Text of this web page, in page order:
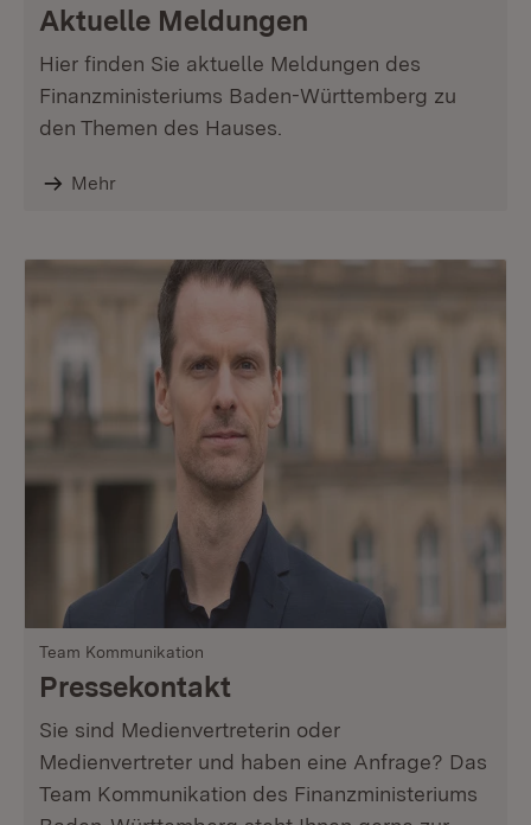
Aktuelle Meldungen
Hier finden Sie aktuelle Meldungen des
Finanzministeriums Baden-Württemberg zu
den Themen des Hauses.
Mehr
Team Kommunikation
Pressekontakt
Sie sind Medienvertreterin oder
Medienvertreter und haben eine Anfrage? Das
Team Kommunikation des Finanzministeriums